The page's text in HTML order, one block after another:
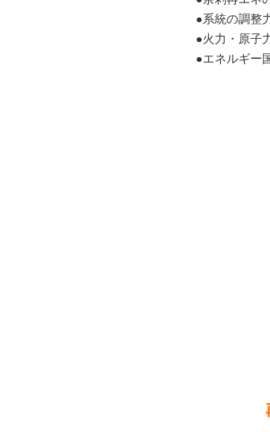
●系統の調整
●火力・原子
●エネルギー